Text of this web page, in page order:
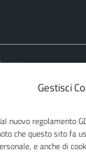
Gestisci
nuovo regolamento
che questo sito fa
e anche di
/ P.
Relazioni con il